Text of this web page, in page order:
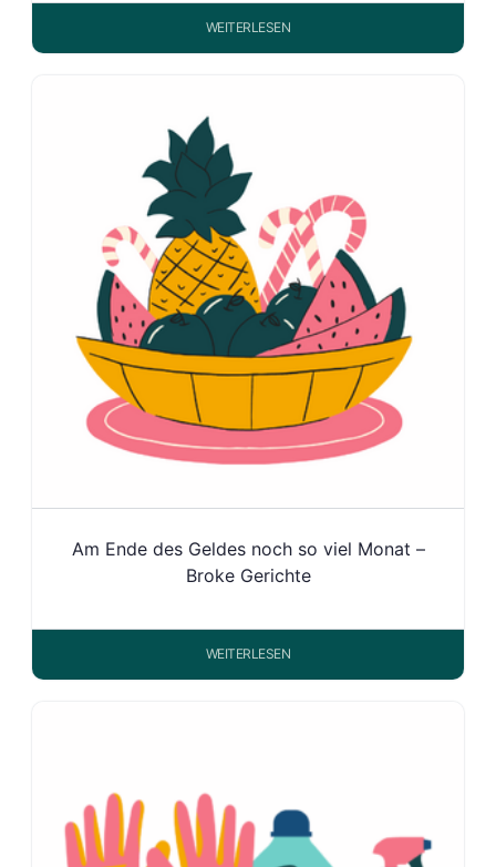
WEITERLESEN
Am Ende des Geldes noch so viel Monat –
Broke Gerichte
WEITERLESEN